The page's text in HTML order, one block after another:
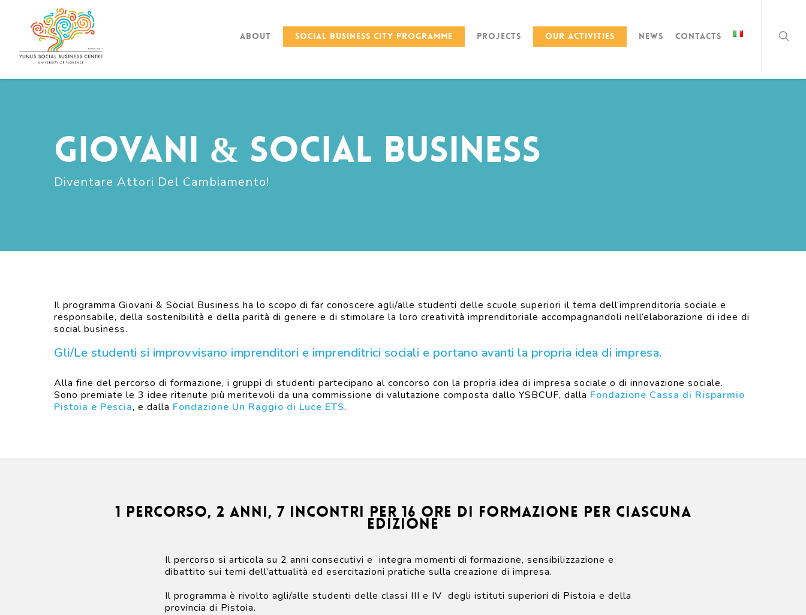
About Social Business City Programme Projects Our activities News Contacts
Giovani & Social Business
Diventare Attori Del Cambiamento!
Il programma Giovani & Social Business ha lo scopo di far conoscere agli/alle studenti delle scuole superiori il tema dell’imprenditoria sociale e
responsabile, della sostenibilità e della parità di genere e di stimolare la loro creatività imprenditoriale accompagnandoli nell’elaborazione di idee di
social business.
Gli/Le studenti si improvvisano imprenditori e imprenditrici sociali e portano avanti la propria idea di impresa.
Alla fine del percorso di formazione, i gruppi di studenti partecipano al concorso con la propria idea di impresa sociale o di innovazione sociale.
Sono premiate le 3 idee ritenute più meritevoli da una commissione di valutazione composta dallo YSBCUF, dalla Fondazione Cassa di Risparmio
Pistoia e Pescia, e dalla Fondazione Un Raggio di Luce ETS.
1 percorso, 2 anni, 7 incontri per 16 ore di formazione per ciascuna
edizione
Il percorso si articola su 2 anni consecutivi e integra momenti di formazione, sensibilizzazione e
dibattito sui temi dell’attualità ed esercitazioni pratiche sulla creazione di impresa.
Il programma è rivolto agli/alle studenti delle classi III e IV degli istituti superiori di Pistoia e della
provincia di Pistoia.